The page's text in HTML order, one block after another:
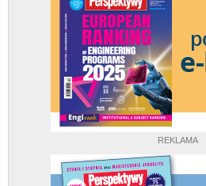
REKLAMA